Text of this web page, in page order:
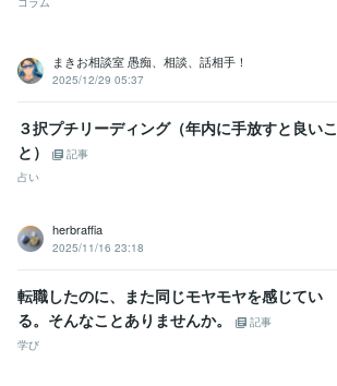
まきお相談室 愚痴、相談、話相手！
2025/12/29 05:37
３択プチリーディング（年内に手放すと良いこ
と）
記事
占い
herbraffia
2025/11/16 23:18
転職したのに、また同じモヤモヤを感じてい
る。そんなことありませんか。
記事
学び